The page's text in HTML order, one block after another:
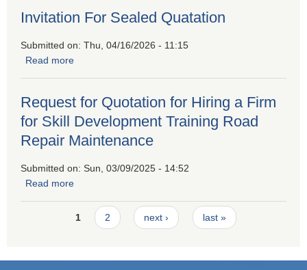
Invitation For Sealed Quatation
Submitted on: Thu, 04/16/2026 - 11:15
Read more
Request for Quotation for Hiring a Firm
for Skill Development Training Road
Repair Maintenance
Submitted on: Sun, 03/09/2025 - 14:52
Read more
Pages1 2 next › last »